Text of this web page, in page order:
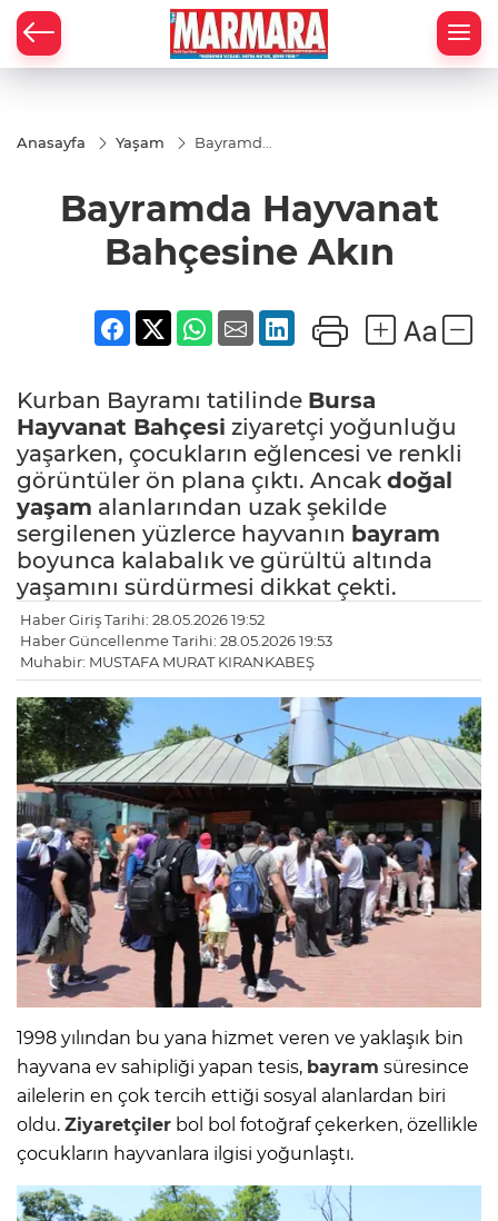
Anasayfa Yaşam
Bayramda
Akın
Bayramda Hayvanat
Bahçesine Akın
Kurban Bayramı tatilinde Bursa
Hayvanat Bahçesi ziyaretçi yoğunluğu
yaşarken, çocukların eğlencesi ve renkli
görüntüler ön plana çıktı. Ancak doğal
yaşam alanlarından uzak şekilde
sergilenen yüzlerce hayvanın bayram
boyunca kalabalık ve gürültü altında
yaşamını sürdürmesi dikkat çekti.
Haber Giriş Tarihi: 28.05.2026 19:52
Haber Güncellenme Tarihi: 28.05.2026 19:53
Muhabir: MUSTAFA MURAT KIRANKABEŞ
1998 yılından bu yana hizmet veren ve yaklaşık bin
hayvana ev sahipliği yapan tesis, bayram süresince
ailelerin en çok tercih ettiği sosyal alanlardan biri
oldu. Ziyaretçiler bol bol fotoğraf çekerken, özellikle
çocukların hayvanlara ilgisi yoğunlaştı.